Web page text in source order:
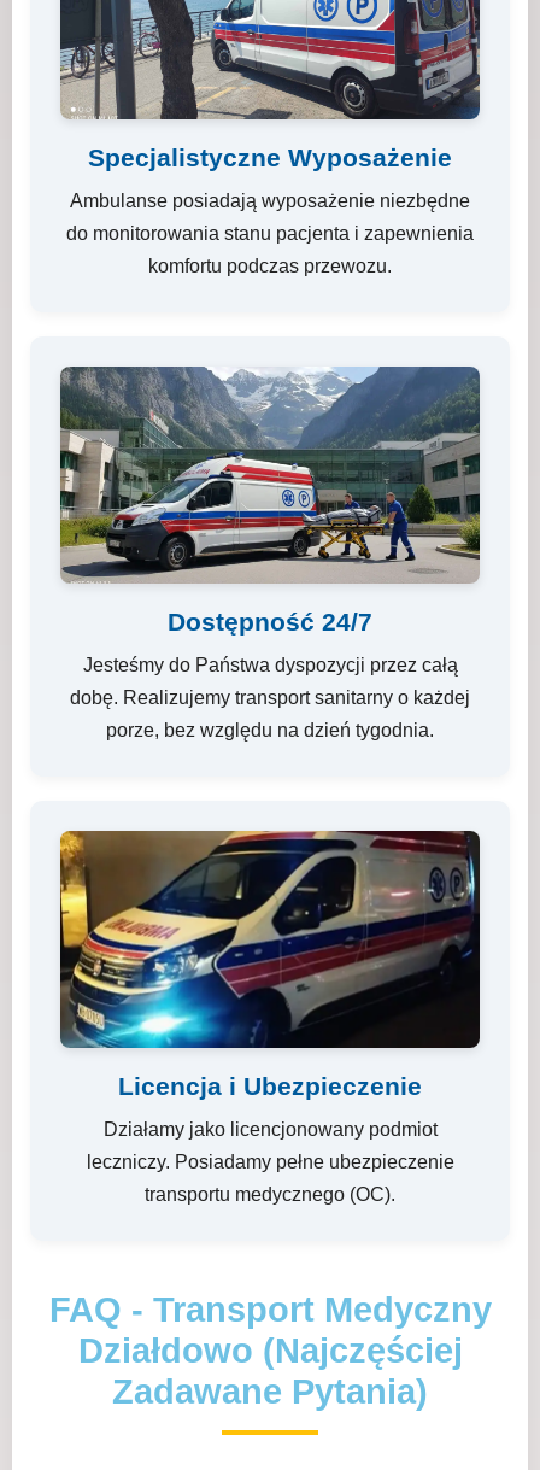
Specjalistyczne Wyposażenie
Ambulanse posiadają wyposażenie niezbędne
do monitorowania stanu pacjenta i zapewnienia
komfortu podczas przewozu.
Dostępność 24/7
Jesteśmy do Państwa dyspozycji przez całą
dobę. Realizujemy transport sanitarny o każdej
porze, bez względu na dzień tygodnia.
Licencja i Ubezpieczenie
Działamy jako licencjonowany podmiot
leczniczy. Posiadamy pełne ubezpieczenie
transportu medycznego (OC).
FAQ - Transport Medyczny
Działdowo (Najczęściej
Zadawane Pytania)